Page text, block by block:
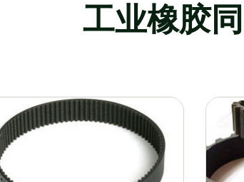
工业橡胶